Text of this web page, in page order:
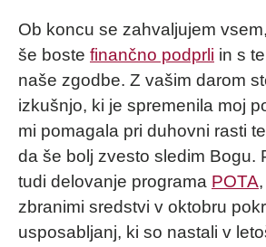
Ob koncu se zahvaljujem
še boste finančno podprli in s
naše zgodbe. Z vašim darom
izkušnjo, ki je spremenila moj
mi pomagala pri duhovni rasti
da še bolj zvesto sledim Bogu.
tudi delovanje programa POTA
zbranimi sredstvi v oktobru
usposabljanj, ki so nastali v